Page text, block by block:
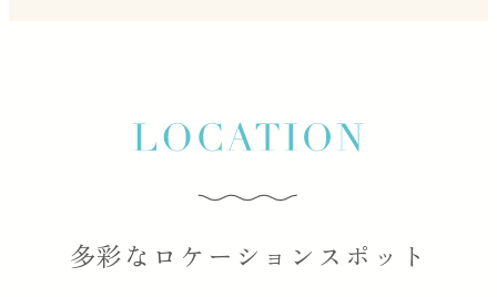
多彩なロケーションスポット